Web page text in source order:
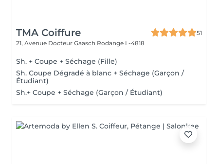
TMA Coiffure
51
21, Avenue Docteur Gaasch Rodange L-4818
Sh. + Coupe + Séchage (Fille)
Sh. Coupe Dégradé à blanc + Séchage (Garçon /
Étudiant)
Sh.+ Coupe + Séchage (Garçon / Étudiant)